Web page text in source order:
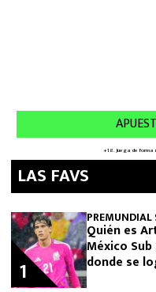
LAS FAVS
PREMUNDIAL
Quién es
México
donde se
1